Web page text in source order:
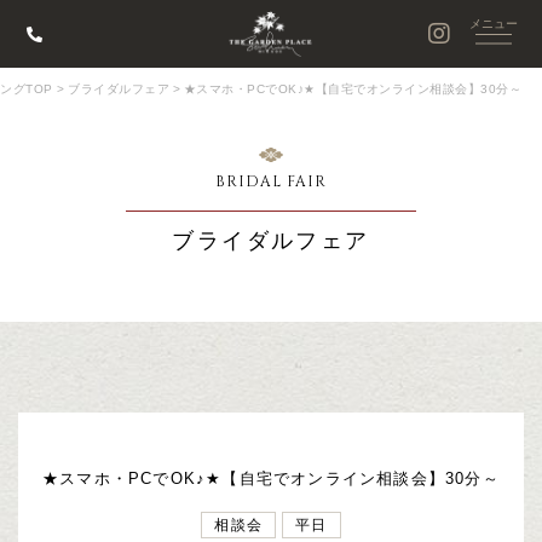
グTOP > ブライダルフェア > ★スマホ・PCでOK♪★【自宅でオンライン相談会】30分～
BRIDAL FAIR
ブライダルフェア
★スマホ・PCでOK♪★【自宅でオンライン相談会】30分～
相談会 平日